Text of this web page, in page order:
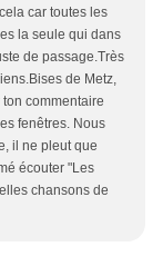
car toutes les
la seule qui dans
de passage.Très
de Metz,
commentaire
fenêtres. Nous
il ne pleut que
écouter "Les
chansons de